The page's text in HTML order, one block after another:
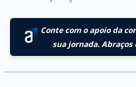
Conte com o apoio da
sua jornada. Abraços